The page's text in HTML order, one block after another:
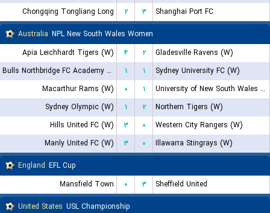
Chongqing Tongliang Long
۲ ۳
Shanghai Port FC
Australia NPL New South Wales Women
Apia Leichhardt Tigers (W)
۴ ۲
Gladesville Ravens (W)
Bulls Northbridge FC Academy (W)
۱ ۱
Sydney University FC (W)
Macarthur Rams (W)
۰ ۱
University of New South Wales (W)
Sydney Olympic (W)
۱ ۲
Northern Tigers (W)
Hills United FC (W)
۳ ۰
Western City Rangers (W)
Manly United FC (W)
۳ ۰
Illawarra Stingrays (W)
England EFL Cup
Mansfield Town
۰ ۳
Sheffield United
United States USL Championship